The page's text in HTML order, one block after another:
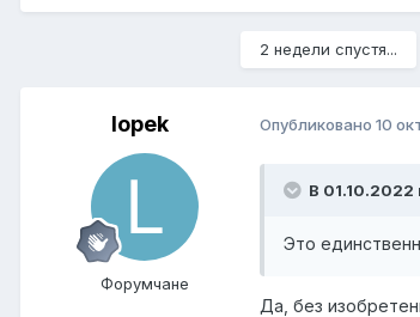
2 недели спустя...
lopek
Форумчане
Опубликовано 10
В 01.10.2022
Это
Да, без